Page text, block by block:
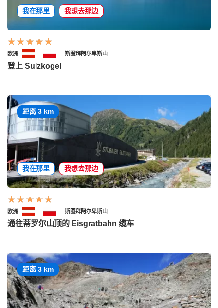
我在那里 我想去那边
欧洲 斯图拜阿尔卑斯山
登上 Sulzkogel
距离 3 km
我在那里 我想去那边
欧洲 斯图拜阿尔卑斯山
通往蒂罗尔山顶的 Eisgratbahn 缆车
距离 3 km